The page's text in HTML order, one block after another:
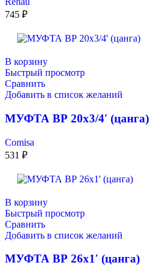
745 ₽
В корзину
Быстрый просмотр
Сравнить
Добавить в список желаний
МУФТА ВР 20х3/4′ (цанга)
Comisa
531 ₽
В корзину
Быстрый просмотр
Сравнить
Добавить в список желаний
МУФТА ВР 26х1′ (цанга)